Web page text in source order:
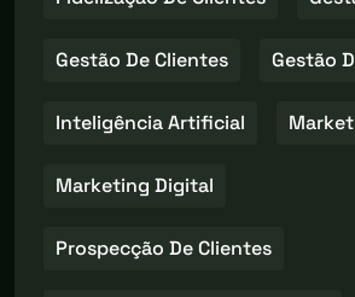
Gestão De Clientes Gestão
Inteligência Artificial
Marketing Digital
Prospecção De Clientes